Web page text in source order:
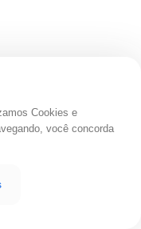
molho de alho-
muçarela por
Cariacica
Cookies e
você concorda